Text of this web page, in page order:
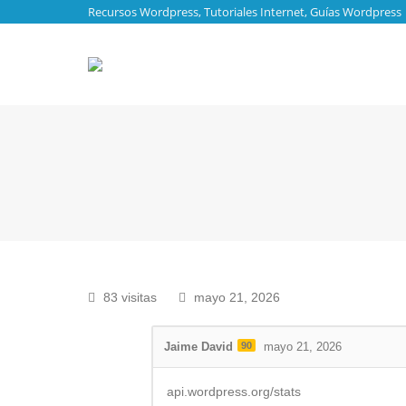
Recursos Wordpress, Tutoriales Internet, Guías Wordpress
83 visitas mayo 21, 2026
Jaime David 90 mayo 21, 2026
api.wordpress.org/stats